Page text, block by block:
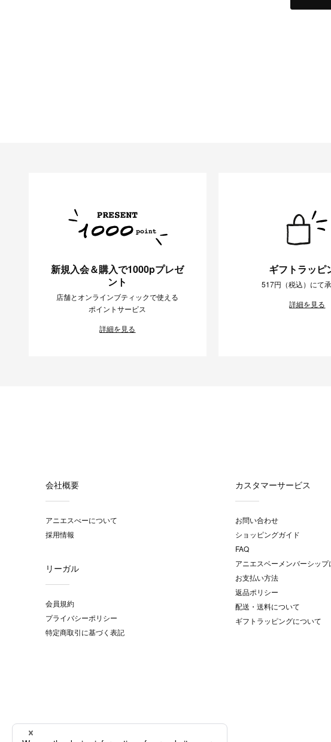
新規入会＆購入で1000pプレゼ
ント
店舗とオンラインブティックで使える
ポイントサービス
詳細を見る
ギフトラッピ
517円（税込）にて
詳細を見る
会社概要
アニエスべーについて
採用情報
リーガル
会員規約
プライバシーポリシー
特定商取引に基づく表記
カスタマーサービス
お問い合わせ
ショッピングガイド
FAQ
アニエスベーメンバーシップ
お支払い方法
返品ポリシー
配送・送料について
ギフトラッピングについて